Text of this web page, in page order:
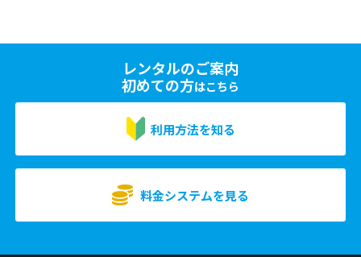
レンタルのご案内
初めての方はこちら
利用方法を知る
料金システムを見る